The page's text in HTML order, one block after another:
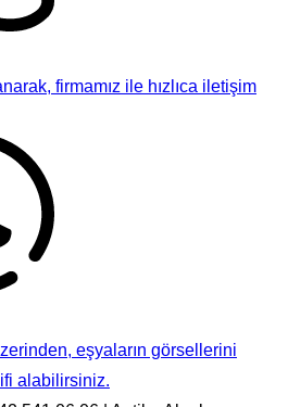
firmamız ile hızlıca iletişim
eşyaların görsellerini
alabilirsiniz.